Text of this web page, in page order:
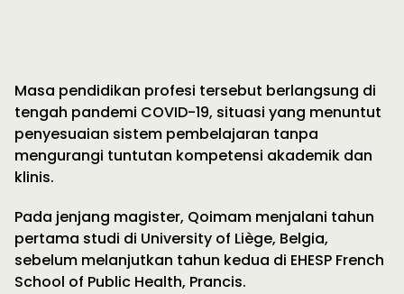
Masa pendidikan profesi tersebut berlangsung di
tengah pandemi COVID-19, situasi yang menuntut
penyesuaian sistem pembelajaran tanpa
mengurangi tuntutan kompetensi akademik dan
klinis.
Pada jenjang magister, Qoimam menjalani tahun
pertama studi di University of Liège, Belgia,
sebelum melanjutkan tahun kedua di EHESP French
School of Public Health, Prancis.